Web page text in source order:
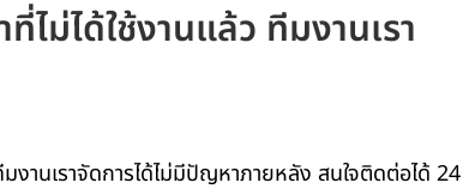
ม่ได้ใช้งานแล้ว ทีมงานเรา
งานเราจัดการได้ไม่มีปัญหาภายหลัง สนใจติดต่อได้ 24